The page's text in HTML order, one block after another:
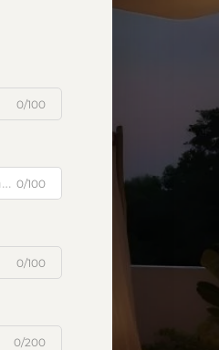
0/100
0/100
0/100
0/200